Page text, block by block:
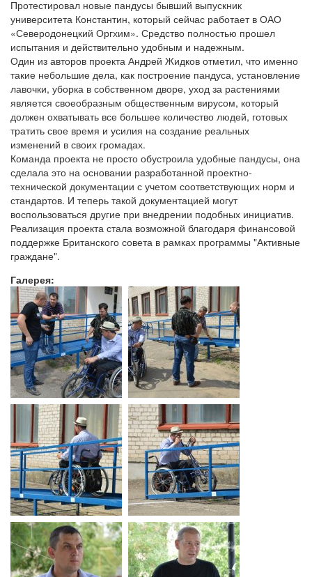
Протестировал новые пандусы бывший выпускник
университета Константин, который сейчас работает в ОАО
«Северодонецкий Оргхим». Средство полностью прошел
испытания и действительно удобным и надежным.
Один из авторов проекта Андрей Жидков отметил, что именно
такие небольшие дела, как построение пандуса, установление
лавочки, уборка в собственном дворе, уход за растениями
является своеобразным общественным вирусом, который
должен охватывать все большее количество людей, готовых
тратить свое время и усилия на создание реальных
изменений в своих громадах.
Команда проекта не просто обустроила удобные пандусы, она
сделала это на основании разработанной проектно-
технической документации с учетом соответствующих норм и
стандартов. И теперь такой документацией могут
воспользоваться другие при внедрении подобных инициатив.
Реализация проекта стала возможной благодаря финансовой
поддержке Британского совета в рамках программы "Активные
граждане".
Галерея: